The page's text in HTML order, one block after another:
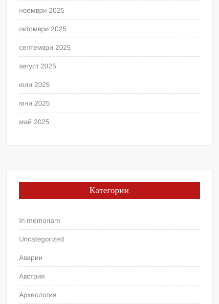
ноември 2025
октомври 2025
септември 2025
август 2025
юли 2025
юни 2025
май 2025
Категории
In memoriam
Uncategorized
Аварии
Австрия
Археология